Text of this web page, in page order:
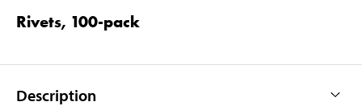
Rivets, 100-pack
Description